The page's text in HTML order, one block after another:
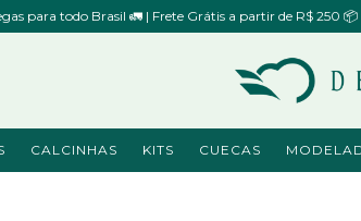
para todo Brasil 🚛 | Frete Grátis a partir de R$ 250
CALCINHAS KITS CUECAS